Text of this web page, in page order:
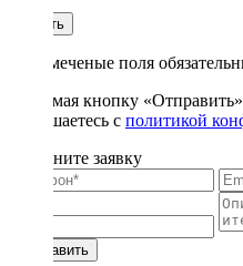
Купить
* - отмеченые поля
Нажимая кнопку
соглашаетесь с политикой
Заполните заявку
Отправить